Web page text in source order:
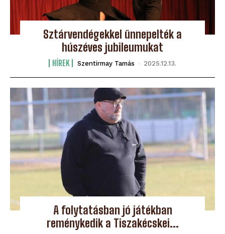
Sztárvendégekkel ünnepelték a
húszéves jubileumukat
HÍREK Szentirmay Tamás - 2025.12.13.
A folytatásban jó játékban
reménykedik a Tiszakécskei...